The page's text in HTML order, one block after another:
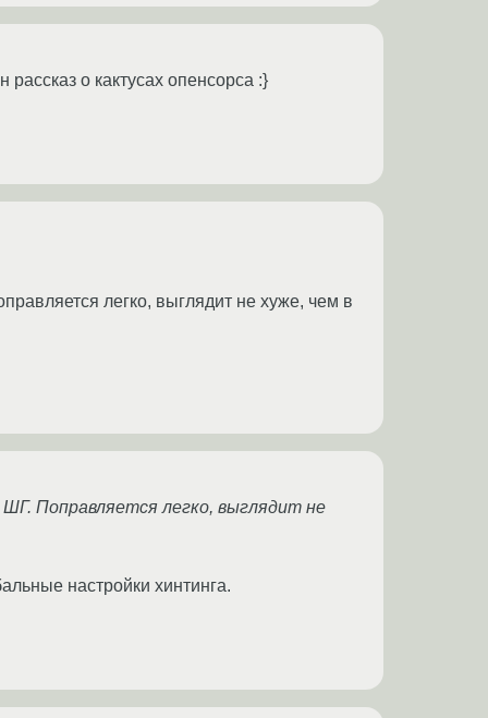
о кактусах опенсорса :}
легко, выглядит не хуже, чем в
Поправляется легко, выглядит не
настройки хинтинга.